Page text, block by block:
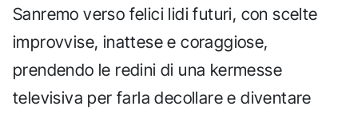
Sanremo verso felici lidi futuri, con scelte
improvvise, inattese e coraggiose,
prendendo le redini di una kermesse
televisiva per farla decollare e diventare